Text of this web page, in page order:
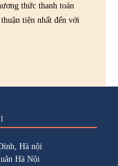
thức thanh toán
tiện nhất đến với
Hà nội
Hà Nội